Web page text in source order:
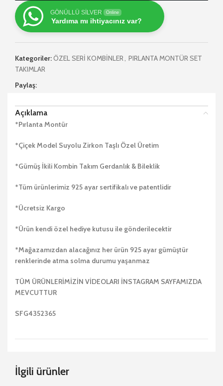
GÖNÜLLÜ SİLVER Online
Yardıma mı ihtiyacınız var?
Kategoriler: ÖZEL SERİ KOMBİNLER, PIRLANTA MONTÜR SET
TAKIMLAR
Paylaş:
Açıklama
*Pırlanta Montür
*Çiçek Model Suyolu Zirkon Taşlı Özel Üretim
*Gümüş İkili Kombin Takım Gerdanlık & Bileklik
*Tüm ürünlerimiz 925 ayar sertifikalı ve patentlidir
*Ücretsiz Kargo
*Ürün kendi özel hediye kutusu ile gönderilecektir
*Mağazamızdan alacağınız her ürün 925 ayar gümüştür
renklerinde atma solma durumu yaşanmaz
TÜM ÜRÜNLERİMİZİN VİDEOLARI İNSTAGRAM SAYFAMIZDA
MEVCUTTUR
SFG4352365
İlgili ürünler